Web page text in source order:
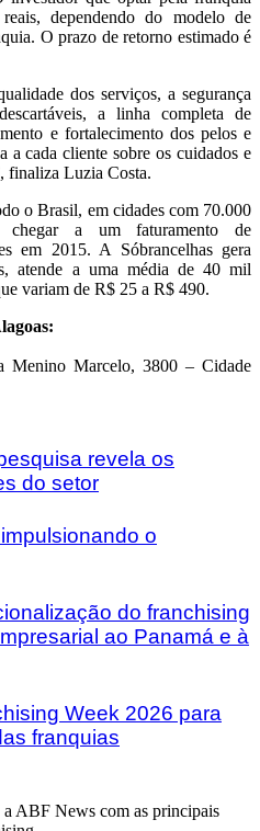
dependendo do modelo de
O prazo de retorno estimado é
dos serviços, a segurança
a linha completa de
e fortalecimento dos pelos e
a cada cliente sobre os cuidados e
finaliza Luzia Costa.
o Brasil, em cidades com 70.000
chegar a um faturamento de
em 2015. A Sóbrancelhas gera
atende a uma média de 40 mil
variam de R$ 25 a R$ 490.
Menino Marcelo, 3800 – Cidade
revela os
do setor
o
do franchising
ao Panamá e à
Week 2026 para
franquias
a ABF News com as principais